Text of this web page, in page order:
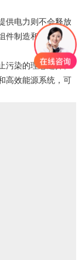
电力则不会释放
制造和材料运输
染的理想选择。
高效能源系统，可